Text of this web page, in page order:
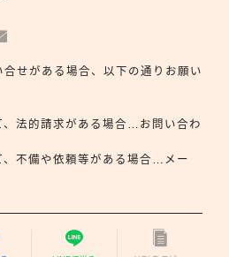
せがある場合、以下の通りお願い
、法的請求がある場合…お問い合わ
、不備や依頼等がある場合…メー